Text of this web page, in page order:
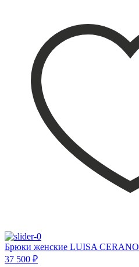
Брюки женские LUISA CERANO
37 500 ₽